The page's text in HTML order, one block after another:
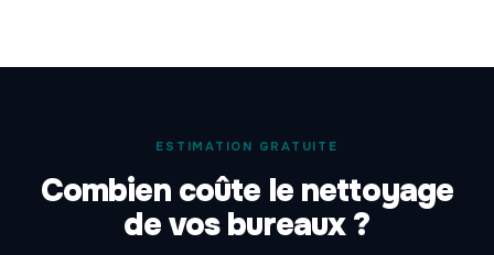
ESTIMATION GRATUITE
Combien coûte le nettoyage
de vos bureaux ?